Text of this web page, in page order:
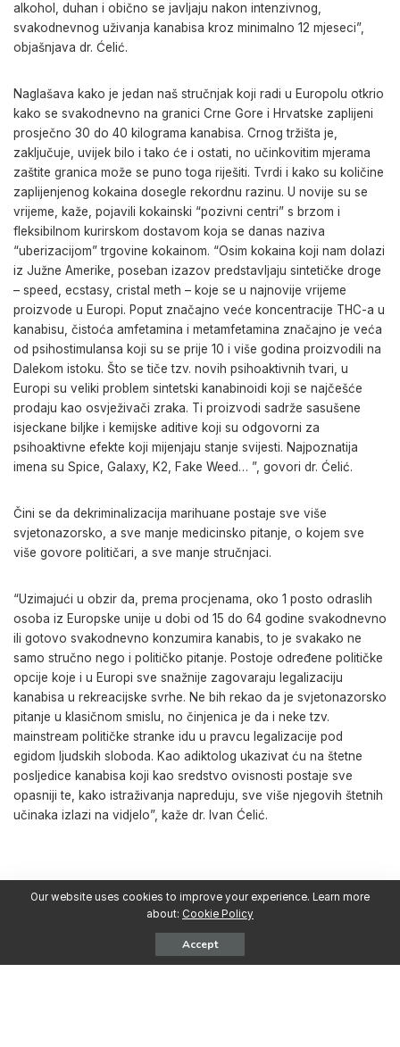
alkohol, duhan i obično se javljaju nakon intenzivnog,
svakodnevnog uživanja kanabisa kroz minimalno 12 mjeseci”,
objašnjava dr. Ćelić.
Naglašava kako je jedan naš stručnjak koji radi u Europolu otkrio
kako se svakodnevno na granici Crne Gore i Hrvatske zaplijeni
prosječno 30 do 40 kilograma kanabisa. Crnog tržišta je,
zaključuje, uvijek bilo i tako će i ostati, no učinkovitim mjerama
zaštite granica može se puno toga riješiti. Tvrdi i kako su količine
zaplijenjenog kokaina dosegle rekordnu razinu. U novije su se
vrijeme, kaže, pojavili kokainski “pozivni centri” s brzom i
fleksibilnom kurirskom dostavom koja se danas naziva
“uberizacijom” trgovine kokainom. “Osim kokaina koji nam dolazi
iz Južne Amerike, poseban izazov predstavljaju sintetičke droge
– speed, ecstasy, cristal meth – koje se u najnovije vrijeme
proizvode u Europi. Poput značajno veće koncentracije THC-a u
kanabisu, čistoća amfetamina i metamfetamina značajno je veća
od psihostimulansa koji su se prije 10 i više godina proizvodili na
Dalekom istoku. Što se tiče tzv. novih psihoaktivnih tvari, u
Europi su veliki problem sintetski kanabinoidi koji se najčešće
prodaju kao osvježivači zraka. Ti proizvodi sadrže sasušene
isjeckane biljke i kemijske aditive koji su odgovorni za
psihoaktivne efekte koji mijenjaju stanje svijesti. Najpoznatija
imena su Spice, Galaxy, K2, Fake Weed… ”, govori dr. Ćelić.
Čini se da dekriminalizacija marihuane postaje sve više
svjetonazorsko, a sve manje medicinsko pitanje, o kojem sve
više govore političari, a sve manje stručnjaci.
“Uzimajući u obzir da, prema procjenama, oko 1 posto odraslih
osoba iz Europske unije u dobi od 15 do 64 godine svakodnevno
ili gotovo svakodnevno konzumira kanabis, to je svakako ne
samo stručno nego i političko pitanje. Postoje određene političke
opcije koje i u Europi sve snažnije zagovaraju legalizaciju
kanabisa u rekreacijske svrhe. Ne bih rekao da je svjetonazorsko
pitanje u klasičnom smislu, no činjenica je da i neke tzv.
mainstream političke stranke idu u pravcu legalizacije pod
egidom ljudskih sloboda. Kao adiktolog ukazivat ću na štetne
posljedice kanabisa koji kao sredstvo ovisnosti postaje sve
opasniji te, kako istraživanja napreduju, sve više njegovih štetnih
učinaka izlazi na vidjelo”, kaže dr. Ivan Ćelić.
https://www.jutarnji.hr/
Our website uses cookies to improve your experience. Learn more
about: Cookie Policy
Accept